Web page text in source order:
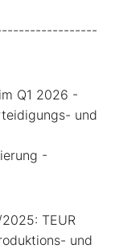
Q1 2026 -
und
-
TEUR
und